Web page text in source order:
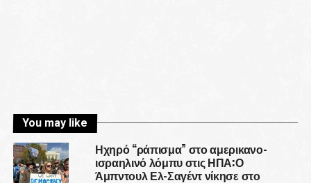
You may like
Ηχηρό “ράπισμα” στο αμερικανο-
ισραηλινό λόμπυ στις ΗΠΑ:Ο
Άμπντουλ Ελ-Σαγέντ νίκησε στο